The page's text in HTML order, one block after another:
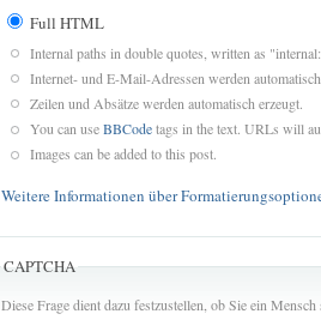
Full HTML
Internal paths in double quotes, written as
Internet- und E-Mail-Adressen werden
Zeilen und Absätze werden automatisch erzeugt.
You can useBBCodetags in the text. URLs will
Images can be added to this post.
Weitere Informationen über
CAPTCHA
Diese Frage dient dazu festzustellen, ob Sie ein